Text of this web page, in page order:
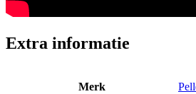
Extra informatie
Merk